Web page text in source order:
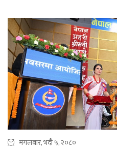
मंगलबार, भदौ ५, २०८०